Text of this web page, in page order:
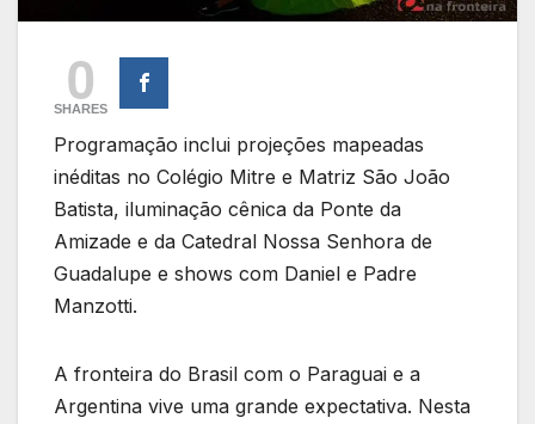
0
SHARES
Programação inclui projeções mapeadas
inéditas no Colégio Mitre e Matriz São João
Batista, iluminação cênica da Ponte da
Amizade e da Catedral Nossa Senhora de
Guadalupe e shows com Daniel e Padre
Manzotti.
A fronteira do Brasil com o Paraguai e a
Argentina vive uma grande expectativa. Nesta